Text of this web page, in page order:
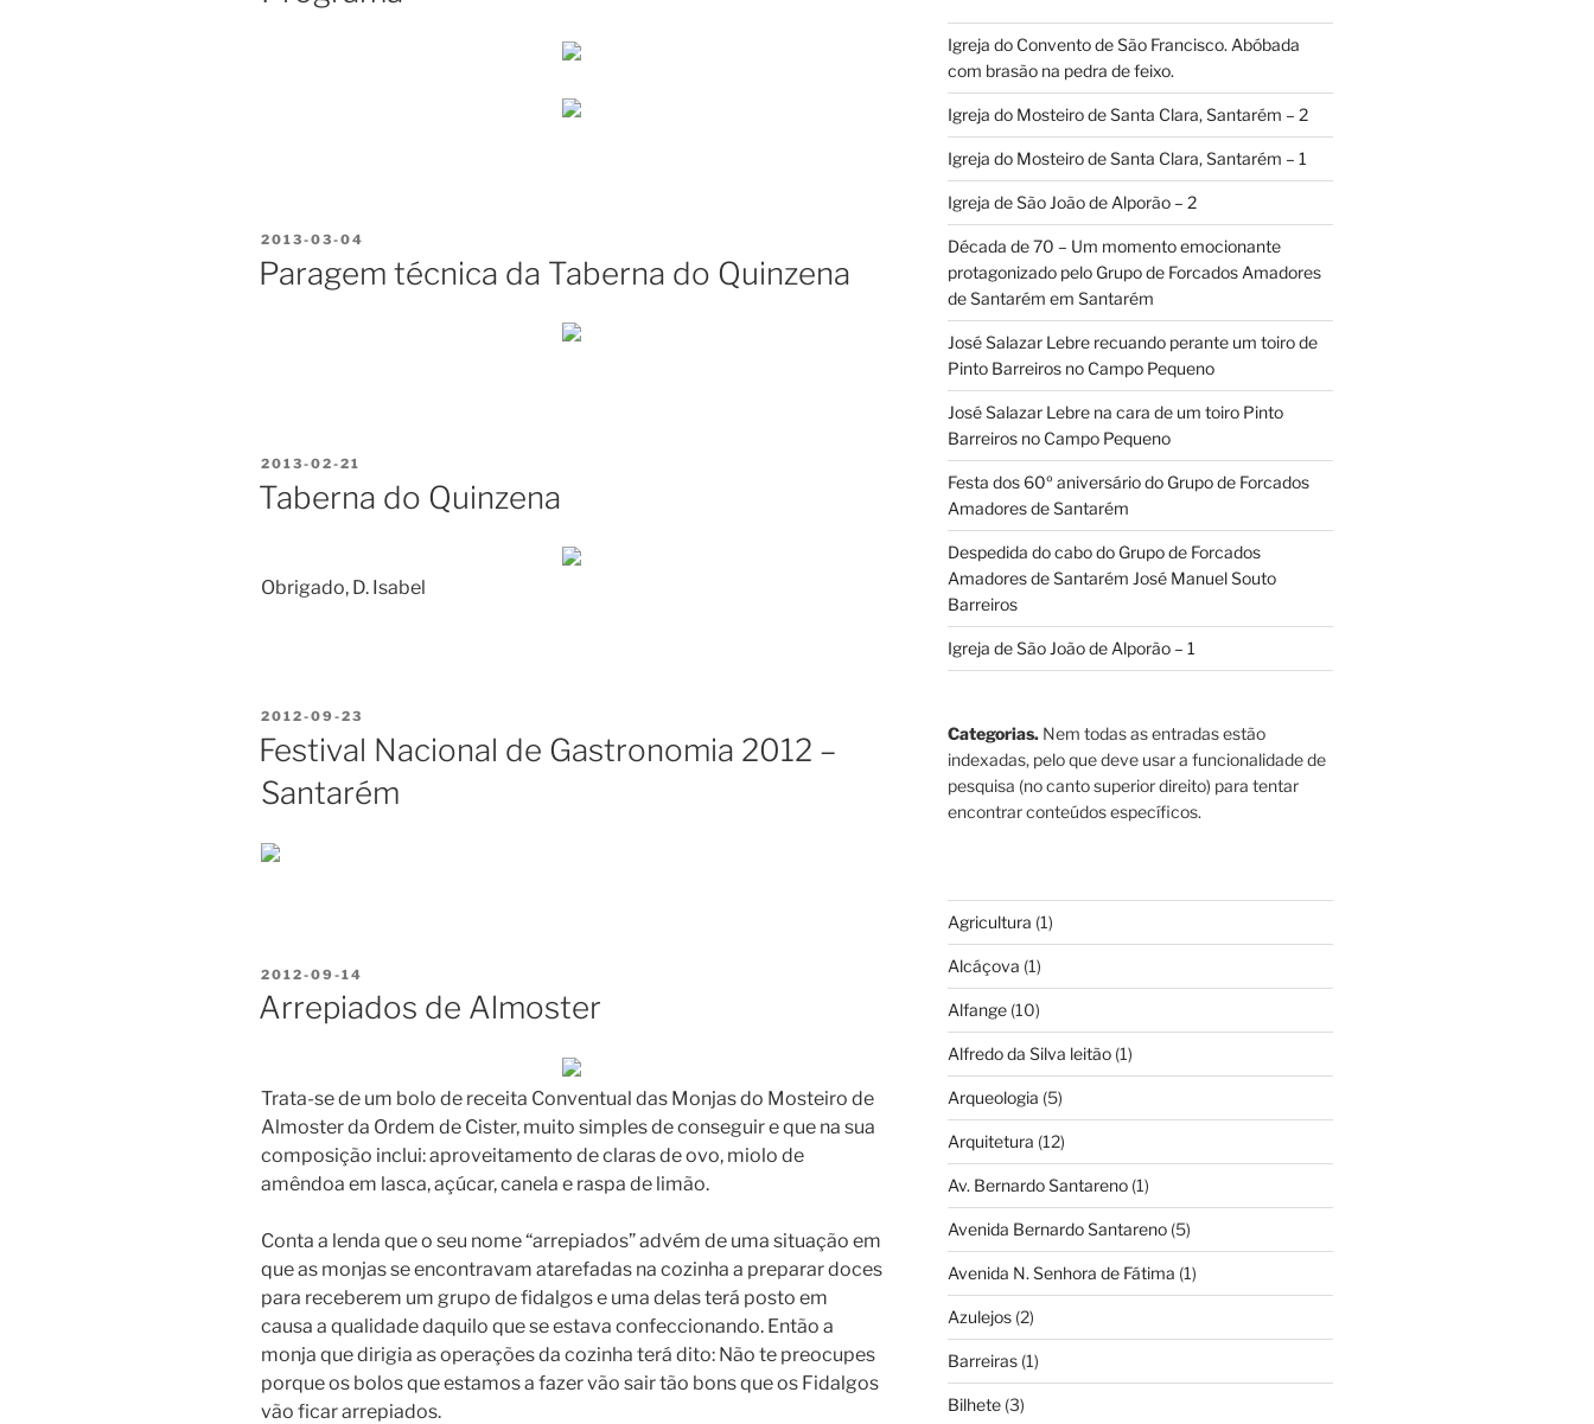
PUBLICADO
2013-03-04
Paragem técnica da Taberna do Quinzena
PUBLICADO
EM
2013-02-21
Taberna do Quinzena
Obrigado, D. Isabel
PUBLICADO
EM
2012-09-23
Festival Nacional de Gastronomia 2012 –
Santarém
PUBLICADO
EM
2012-09-14
Arrepiados de Almoster
Trata-se de um bolo de receita Conventual das Monjas do Mosteiro de
Almoster da Ordem de Cister, muito simples de conseguir e que na sua
composição inclui: aproveitamento de claras de ovo, miolo de
amêndoa em lasca, açúcar, canela e raspa de limão.
Conta a lenda que o seu nome “arrepiados” advém de uma situação em
que as monjas se encontravam atarefadas na cozinha a preparar doces
para receberem um grupo de fidalgos e uma delas terá posto em
causa a qualidade daquilo que se estava confeccionando. Então a
monja que dirigia as operações da cozinha terá dito: Não te preocupes
porque os bolos que estamos a fazer vão sair tão bons que os Fidalgos
vão ficar arrepiados.
Igreja do Convento de São Francisco. Abóbada
com brasão na pedra de feixo.
Igreja do Mosteiro de Santa Clara, Santarém – 2
Igreja do Mosteiro de Santa Clara, Santarém – 1
Igreja de São João de Alporão – 2
Década de 70 – Um momento emocionante
protagonizado pelo Grupo de Forcados Amadores
de Santarém em Santarém
José Salazar Lebre recuando perante um toiro de
Pinto Barreiros no Campo Pequeno
José Salazar Lebre na cara de um toiro Pinto
Barreiros no Campo Pequeno
Festa dos 60º aniversário do Grupo de Forcados
Amadores de Santarém
Despedida do cabo do Grupo de Forcados
Amadores de Santarém José Manuel Souto
Barreiros
Igreja de São João de Alporão – 1
Categorias.Nem todas as entradas estão
indexadas, pelo que deve usar a funcionalidade de
pesquisa (no canto superior direito) para tentar
encontrar conteúdos específicos.
Agricultura (1)
Alcáçova (1)
Alfange(10)
Alfredo da Silva leitão(1)
Arqueologia (5)
Arquitetura (12)
Av. Bernardo Santareno(1)
Avenida Bernardo Santareno(5)
Avenida N. Senhora de Fátima (1)
Azulejos(2)
Barreiras(1)
Bilhete(3)